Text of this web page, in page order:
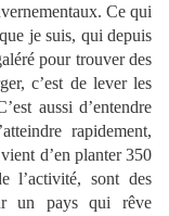
Ce qui
je suis, qui depuis
pour trouver des
c’est de lever les
aussi d’entendre
rapidement,
d’en planter 350
l’activité, sont des
un pays qui rêve